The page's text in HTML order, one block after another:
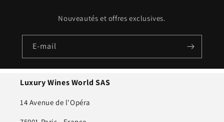
Nouveautés et offres exclusives.
E-mail
Luxury Wines World SAS
14 Avenue de l'Opéra